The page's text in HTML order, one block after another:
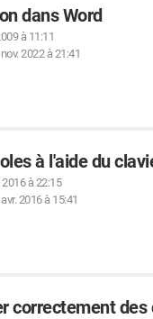
dans Word
à 11:11
2022 à 21:41
à l'aide du
2016 à 22:15
2016 à 15:41
correctement